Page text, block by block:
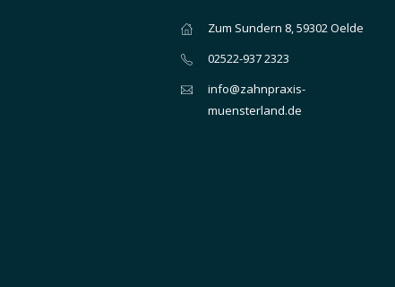
Zum Sundern 8, 59302 Oelde
02522-937 2323
info@zahnpraxis-
muensterland.de